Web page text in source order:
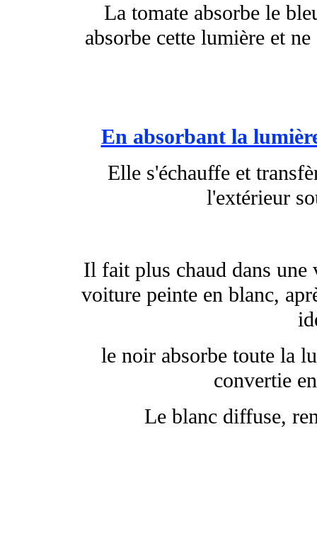
La tomate absorbe le
absorbe cette lumière et
En absorbant la
Elle s'échauffe et
l'extérieur
Il fait plus chaud dans une
voiture peinte en blanc,
le noir absorbe toute la
convertie
Le blanc diffuse,